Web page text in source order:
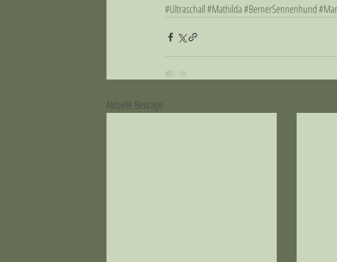
#Ultraschall#Mathilda#BernerSennenhund
Aktuelle Beiträge